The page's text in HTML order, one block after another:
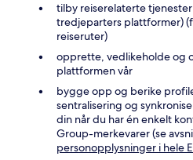
tilby reiserelaterte
tredjeparters plattformer)
reiseruter)
opprette, vedlikeholde og
plattformen vår
bygge opp og berike
sentralisering og
din når du har én enkelt
Group-merkevarer (se
personopplysninger i hele